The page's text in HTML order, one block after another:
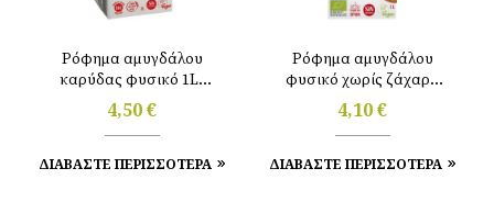
Ρόφημα αμυγδάλου
καρύδας φυσικό 1Lt
Ecomil
4,50€
ΔΙΑΒΑΣΤΕ ΠΕΡΙΣΣΟΤΕΡΑ
Ρόφημα αμυγδάλου
φυσικό χωρίς ζάχαρη
1Lt Ecomil
4,10€
ΔΙΑΒΑΣΤΕ ΠΕΡΙΣΣΟΤΕΡΑ